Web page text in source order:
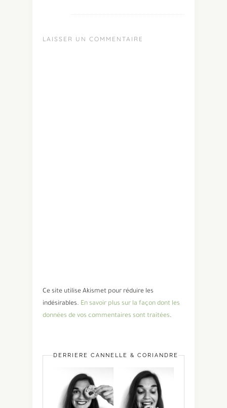
LAISSER UN COMMENTAIRE
Ce site utilise Akismet pour réduire les
indésirables. En savoir plus sur la façon dont les
données de vos commentaires sont traitées.
DERRIÈRE CANNELLE & CORIANDRE